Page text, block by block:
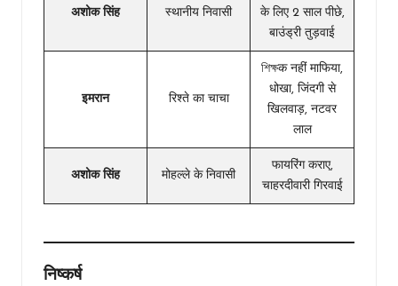
अशोक सिंह स्थानीय निवासी
के लिए 2 साल पीछे,
बाउंड्री तुड़वाई
इमरान रिश्ते का चाचा
শিক্ষक नहीं माफिया,
धोखा, जिंदगी से
खिलवाड़, नटवर
लाल
अशोक सिंह मोहल्ले के निवासी
फायरिंग कराए,
चाहरदीवारी गिरवाई
निष्कर्ष